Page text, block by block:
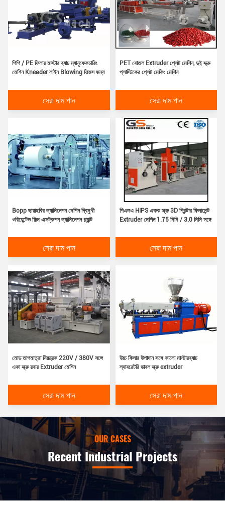
পিপি / PE ফিলার মাস্টার ব্যাচ ম্যানুফেকচারিং
মেশিন Kneader লাইন Blowing ফিল্মস জন্য
সেরা দাম পান
PET বোতল Extruder প্লেট মেশিন, দুই স্ক্রু
প্লাস্টিকের প্লেট মেকিং মেশিন
সেরা দাম পান
Bopp ছায়াছবির ল্যামিনেশন মেশিন দ্বিমুখী
ওরিয়েন্টেড ফিল্ম এক্সট্রুশন ল্যামিনেশন প্ল্যান্ট
সেরা দাম পান
পিএলএ HIPS একক স্ক্রু 3D প্রিন্টার ফিলামেন্ট
Extruder মেশিন 1.75 মিমি / 3.0 মিমি সঙ্গে
সেরা দাম পান
মোড তাপমাত্রা নিয়ন্ত্রক 220V / 380V সঙ্গে
একা স্ক্রু রবার Extruder মেশিন
সেরা দাম পান
উচ্চ ফিলার উপাদান সঙ্গে কালো মাস্টারব্যাচ
ল্যাবরেটরি ডাবল স্ক্রু extruder
সেরা দাম পান
OUR CASES
Recent Industrial Projects